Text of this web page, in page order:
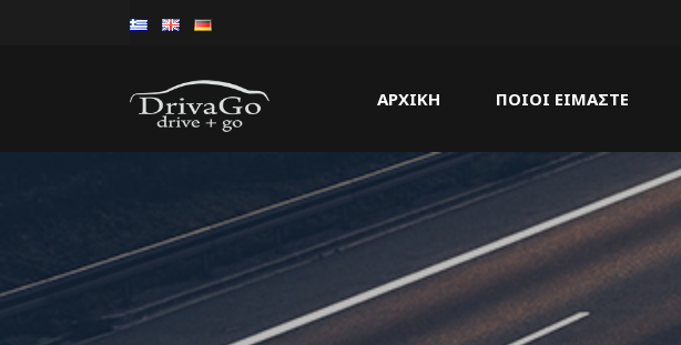
ΑΡΧΙΚΗ ΠΟΙΟΙ ΕΙΜΑΣΤΕ